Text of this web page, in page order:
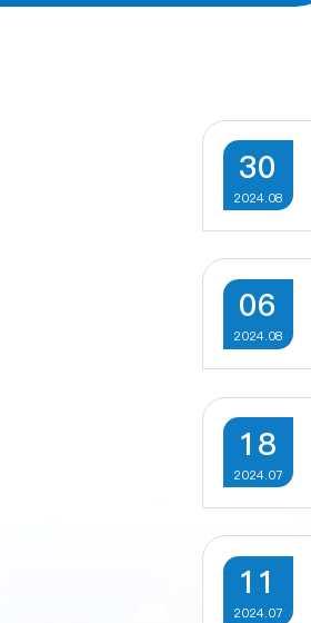
30
2024.08
06
2024.08
18
2024.07
11
2024.07